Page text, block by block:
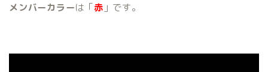
メンバーカラーは「赤 」です。